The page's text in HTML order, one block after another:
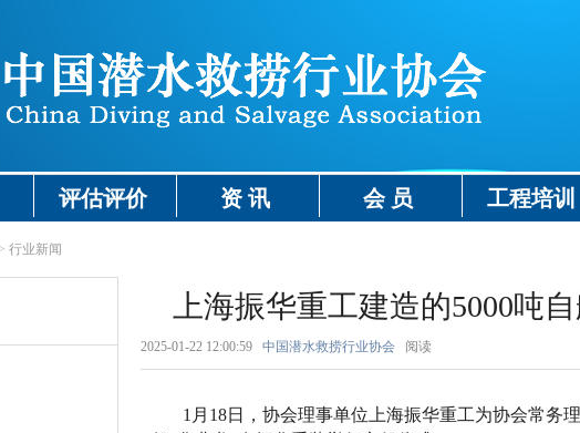
评估评价 资 讯 会 员 工程培训
行业新闻
上海振华重工建造的5000吨
2025-01-22 12:00:59 中国潜水救捞行业协会 阅读
1月18日，协会理事单位上海振华重工为协会常务